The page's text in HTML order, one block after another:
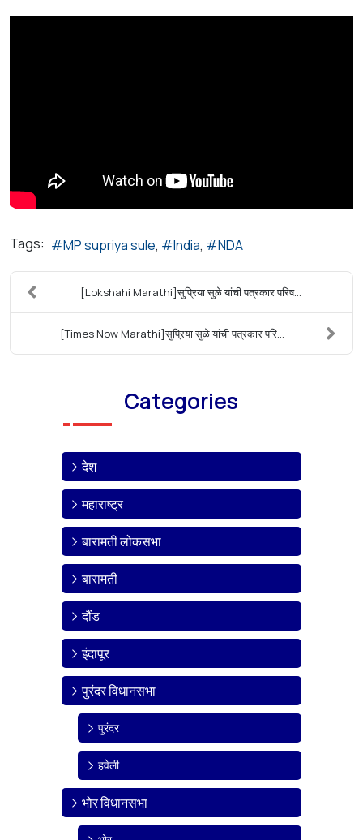
Tags: MP supriya sule India NDA
[Lokshahi Marathi]सुप्रिया सुळे यांची पत्रकार परिष...
[Times Now Marathi]सुप्रिया सुळे यांची पत्रकार परि...
Categories
देश
महाराष्ट्र
बारामती लोकसभा
बारामती
दौंड
इंदापूर
पुरंदर विधानसभा
पुरंदर
हवेली
भोर विधानसभा